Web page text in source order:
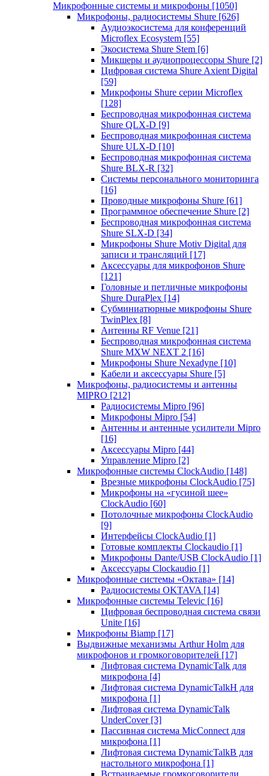
Микрофонные системы и микрофоны [1050]
Микрофоны, радиосистемы Shure [626]
Аудиоэкосистема для конференций
Microflex Ecosystem [55]
Экосистема Shure Stem [6]
Микшеры и аудиопроцессоры Shure [2]
Цифровая система Shure Axient Digital
[59]
Микрофоны Shure серии Microflex
[128]
Беспроводная микрофонная система
Shure QLX-D [9]
Беспроводная микрофонная система
Shure ULX-D [10]
Беспроводная микрофонная система
Shure BLX-R [32]
Системы персонального мониторинга
[16]
Проводные микрофоны Shure [61]
Программное обеспечение Shure [2]
Беспроводная микрофонная система
Shure SLX-D [34]
Микрофоны Shure Motiv Digital для
записи и трансляций [17]
Аксессуары для микрофонов Shure
[121]
Головные и петличные микрофоны
Shure DuraPlex [14]
Субминиатюрные микрофоны Shure
TwinPlex [8]
Антенны RF Venue [21]
Беспроводная микрофонная система
Shure MXW NEXT 2 [16]
Микрофоны Shure Nexadyne [10]
Кабели и аксессуары Shure [5]
Микрофоны, радиосистемы и антенны
MIPRO [212]
Радиосистемы Mipro [96]
Микрофоны Mipro [54]
Антенны и антенные усилители Mipro
[16]
Аксессуары Mipro [44]
Управление Mipro [2]
Микрофонные системы ClockAudio [148]
Врезные микрофоны ClockAudio [75]
Микрофоны на «гусиной шее»
ClockAudio [60]
Потолочные микрофоны ClockAudio
[9]
Интерфейсы ClockAudio [1]
Готовые комплекты Clockaudio [1]
Микрофоны Dante/USB ClockAudio [1]
Аксессуары Clockaudio [1]
Микрофонные системы «Октава» [14]
Радиосистемы OKTAVA [14]
Микрофонные системы Televic [16]
Цифровая беспроводная система связи
Unite [16]
Микрофоны Biamp [17]
Выдвижные механизмы Arthur Holm для
микрофонов и громкоговорителей [17]
Лифтовая система DynamicTalk для
микрофона [4]
Лифтовая система DynamicTalkH для
микрофона [1]
Лифтовая система DynamicTalk
UnderCover [3]
Пассивная система MicConnect для
микрофона [1]
Лифтовая система DynamicTalkB для
настольного микрофона [1]
Встраиваемые громкоговорители